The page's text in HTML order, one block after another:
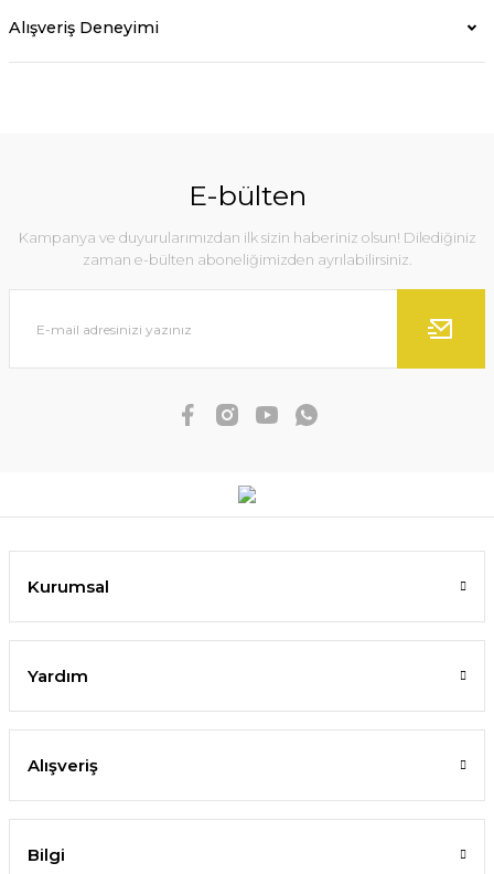
Alışveriş Deneyimi
E-bülten
Kampanya ve duyurularımızdan ilk sizin haberiniz olsun! Dilediğiniz
zaman e-bülten aboneliğimizden ayrılabilirsiniz.
Kurumsal
Yardım
Alışveriş
Bilgi